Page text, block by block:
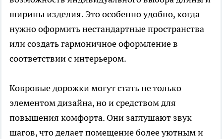
ширины изделия. Это особенно удобно, когда
нужно оформить нестандартные пространства
или создать гармоничное оформление в
соответствии с интерьером.
Ковровые дорожки могут стать не только
элементом дизайна, но и средством для
повышения комфорта. Они заглушают звук
шагов, что делает помещение более уютным и